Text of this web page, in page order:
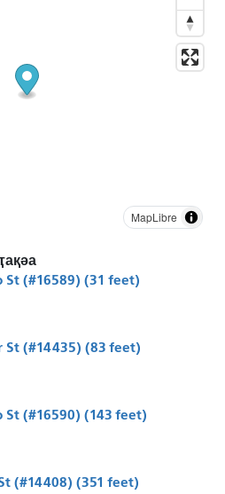
MapLibre
St (#16589) (31 feet)
St (#14435) (83 feet)
St (#16590) (143 feet)
(#14408) (351 feet)